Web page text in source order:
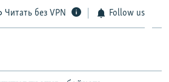
Читать без VPN Follow us